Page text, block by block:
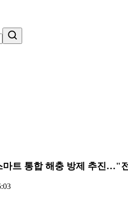
마트 통합 해충 방제 추진…"